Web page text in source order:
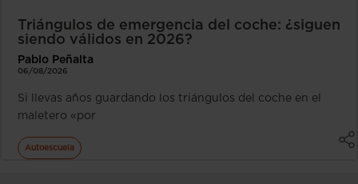
Triángulos de emergencia del coche: ¿siguen
siendo válidos en 2026?
Pablo Peñalta
06/08/2026
Si llevas años guardando los triángulos del coche en el
maletero «por
Autoescuela